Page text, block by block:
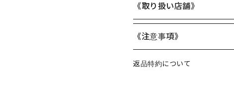
《取り扱い店舗》
《注意事項》
返品特約について